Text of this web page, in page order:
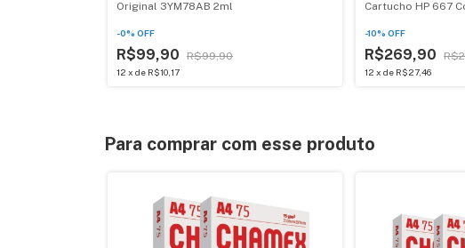
Original 3YM78AB 2ml
-0% OFF
R$99,90 R$99,90
12 x de R$10,17
Cartucho HP 667
-10% OFF
R$269,90
12 x de R$27,46
Para comprar com esse produto